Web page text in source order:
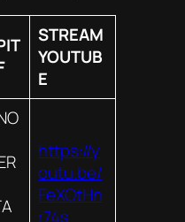
STREAM
YOUTUB
E
https://y
outu.be/
FeXOtHn
r74s